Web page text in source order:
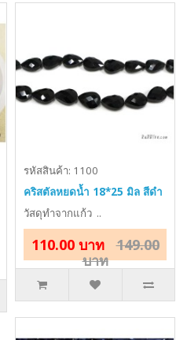
รหัสสินค้า: 1100
คริสตัลหยดน้ำ 18*25 มิล สีดำ
วัสดุทำจากแก้ว ..
110.00 บาท
149.00
บาท